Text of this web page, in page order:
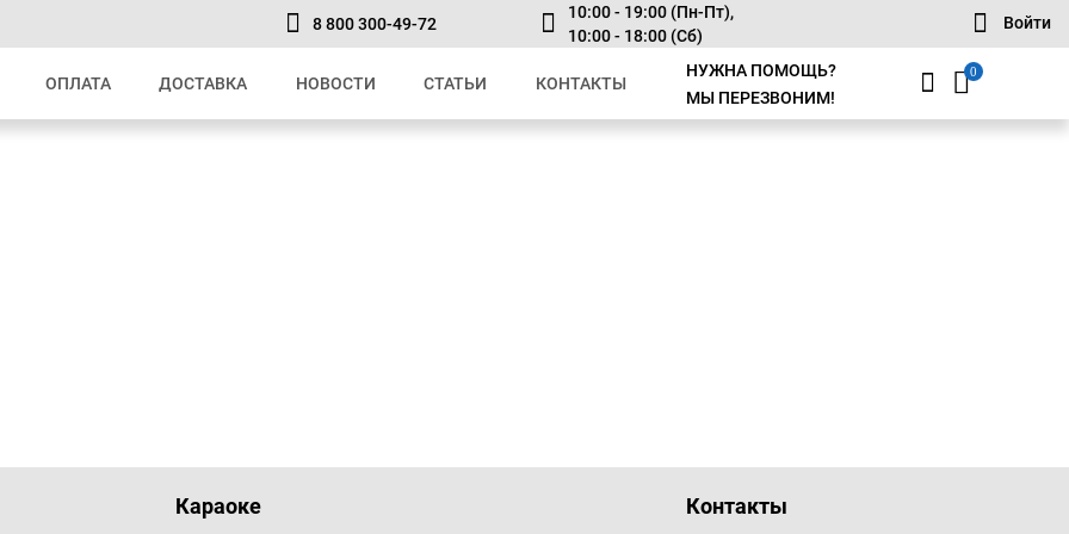
8 800 300-49-72
10:00 - 19:00 (Пн-Пт),
10:00 - 18:00 (Сб)
Войти
ОПЛАТА ДОСТАВКА НОВОСТИ СТАТЬИ КОНТАКТЫ
НУЖНА ПОМОЩЬ?
МЫ ПЕРЕЗВОНИМ!
0
Караоке Контакты